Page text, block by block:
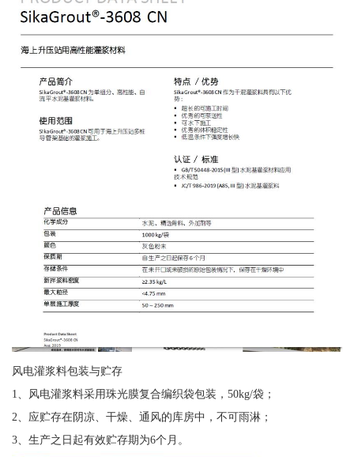
风电灌浆料包装与贮存
1、风电灌浆料采用珠光膜复合编织袋包装，50kg/袋；
2、应贮存在阴凉、干燥、通风的库房中，不可雨淋；
3、生产之日起有效贮存期为6个月。